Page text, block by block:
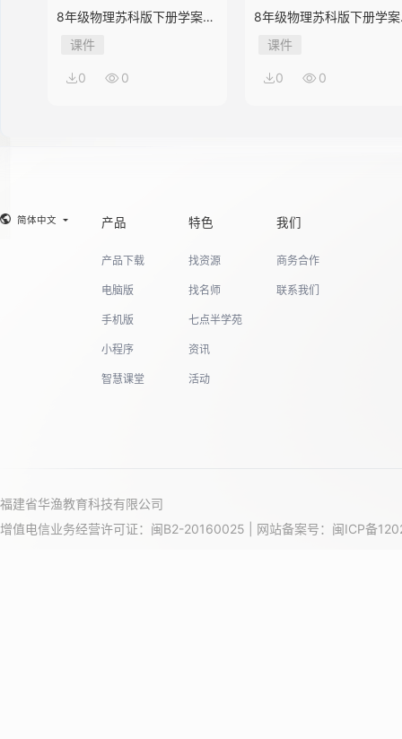
8年级物理苏科版下册学案
《10.1 压强》
课件
0 0
8年级物理苏科版下册学案
《9.3 力与运动的关系》
课件
0 0
简体中文 产品
产品下载
电脑版
手机版
小程序
智慧课堂
特色
找资源
找名师
七点半学苑
资讯
活动
我们
商务合作
联系我们
福建省华渔教育科技有限公司
增值电信业务经营许可证：闽B2-20160025 | 网站备案号： 闽ICP备